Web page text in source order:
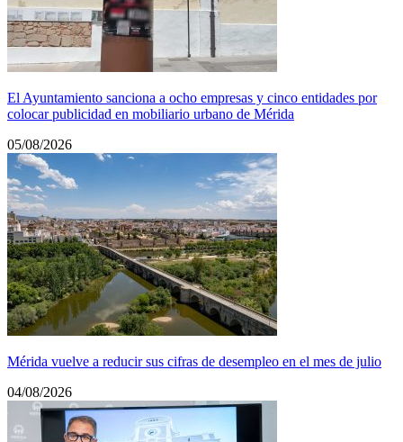
El Ayuntamiento sanciona a ocho empresas y cinco entidades por
colocar publicidad en mobiliario urbano de Mérida
05/08/2026
Mérida vuelve a reducir sus cifras de desempleo en el mes de julio
04/08/2026